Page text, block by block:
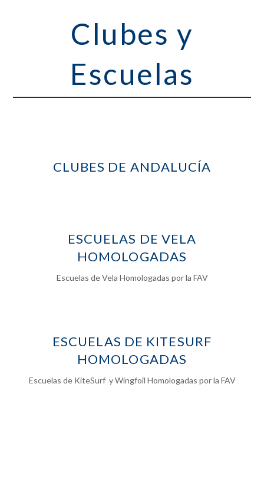
Clubes y
Escuelas
CLUBES DE ANDALUCÍA
ESCUELAS DE VELA
HOMOLOGADAS
Escuelas de Vela Homologadas por la FAV
ESCUELAS DE KITESURF
HOMOLOGADAS
Escuelas de KiteSurf y Wingfoil Homologadas por la FAV